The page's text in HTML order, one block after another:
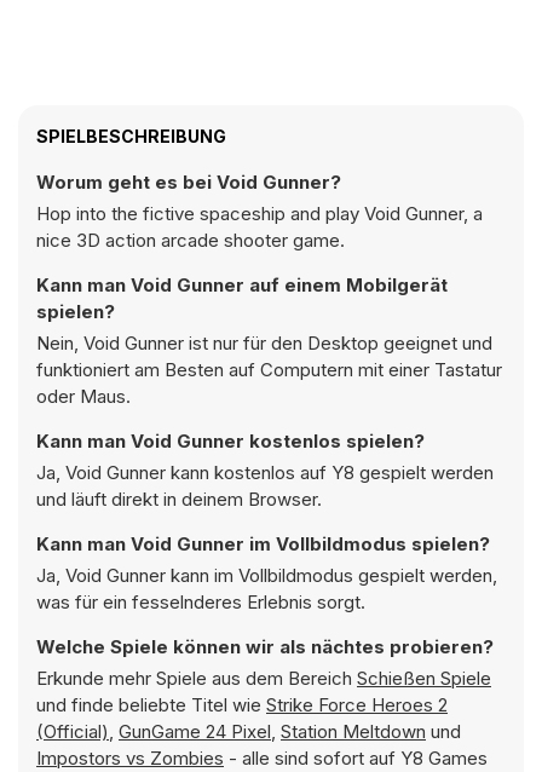
SPIELBESCHREIBUNG
Worum geht es bei Void Gunner?
Hop into the fictive spaceship and play Void Gunner, a
nice 3D action arcade shooter game.
Kann man Void Gunner auf einem Mobilgerät
spielen?
Nein, Void Gunner ist nur für den Desktop geeignet und
funktioniert am Besten auf Computern mit einer Tastatur
oder Maus.
Kann man Void Gunner kostenlos spielen?
Ja, Void Gunner kann kostenlos auf Y8 gespielt werden
und läuft direkt in deinem Browser.
Kann man Void Gunner im Vollbildmodus spielen?
Ja, Void Gunner kann im Vollbildmodus gespielt werden,
was für ein fesselnderes Erlebnis sorgt.
Welche Spiele können wir als nächtes probieren?
Erkunde mehr Spiele aus dem Bereich Schießen Spiele
und finde beliebte Titel wie Strike Force Heroes 2
(Official), GunGame 24 Pixel, Station Meltdown und
Impostors vs Zombies - alle sind sofort auf Y8 Games